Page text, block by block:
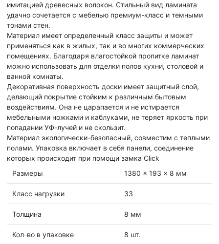
имитацией древесных волокон. Стильный вид ламината
удачно сочетается с мебелью премиум-класс и темными
тонами стен.
Материал имеет определенный класс защиты и может
применяться как в жилых, так и во многих коммерческих
помещениях. Благодаря влагостойкой пропитке ламинат
можно использовать для отделки полов кухни, столовой и
ванной комнаты.
Декоративная поверхность доски имеет защитный слой,
делающий покрытие стойким к различным бытовым
воздействиям. Она не царапается и не истирается
мебельными ножками и каблуками, не теряет яркость при
попадании УФ-лучей и не скользит.
Материал экологически-безопасный, совместим с теплыми
полами. Упаковка включает в себя панели, соединение
которых происходит при помощи замка Click
Размеры
1380 x 193 x 8 мм
Класс нагрузки 33
Толщина 8 мм
Кол-во в упаковке 8 шт.